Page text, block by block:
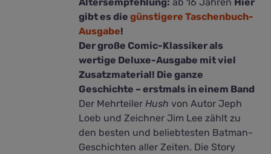
gibt es diegünstigere Taschenbuch-
Ausgabe!
Der große Comic-Klassiker als
wertige Deluxe-Ausgabe mit viel
Zusatzmaterial! Die ganze
Geschichte – erstmals in einem Band
Der MehrteilerHush von Autor Jeph
Loeb und Zeichner Jim Lee zählt zu
den besten und beliebtesten Batman-
Geschichten aller Zeiten. Die Story